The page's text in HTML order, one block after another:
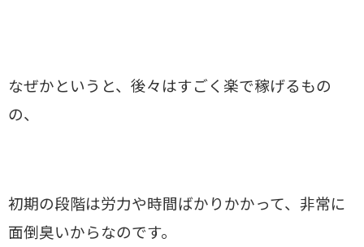
なぜかというと、後々はすごく楽で稼げるもの
の、
初期の段階は労力や時間ばかりかかって、非常に
面倒臭いからなのです。